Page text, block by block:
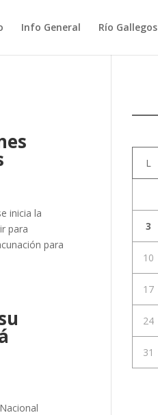
Info General Río Gallegos
inicia la
para
para
L
3
10
17
24
31